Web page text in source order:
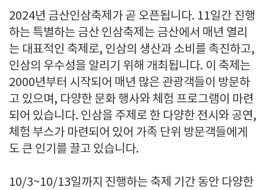
2024년 금산인삼축제가 곧 오픈됩니다. 11일간 진행
하는 특별하는 금산 인삼축제는 금산에서 매년 열리
는 대표적인 축제로, 인삼의 생산과 소비를 촉진하고,
인삼의 우수성을 알리기 위해 개최됩니다. 이 축제는
2000년부터 시작되어 매년 많은 관광객들이 방문하
고 있으며, 다양한 문화 행사와 체험 프로그램이 마련
되어 있습니다. 인삼을 주제로 한 다양한 전시와 공연,
체험 부스가 마련되어 있어 가족 단위 방문객들에게
도 큰 인기를 끌고 있습니다.
10/3~10/13일까지 진행하는 축제 기간 동안 다양한